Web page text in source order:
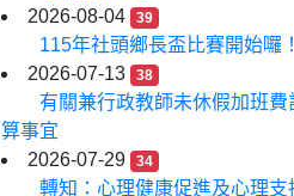
2026-08-04
39
115年社頭鄉長盃比賽開始囉！
2026-07-13
38
有關兼行政教師未休假加班費
算事宜
2026-07-29
34
轉知：心理健康促進及心理支